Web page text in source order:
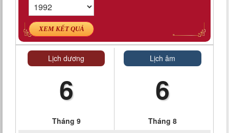
XEM KẾT QUẢ
Lịch dương
6
Tháng 9
Lịch âm
6
Tháng 8